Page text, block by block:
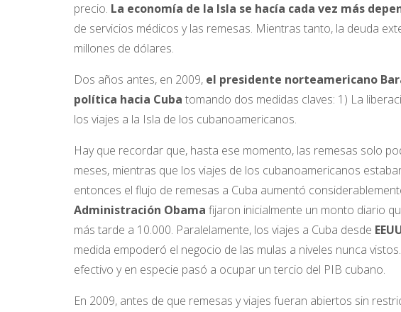
precio. La economía de la Isla se hacía cada vez más
de servicios médicos y las remesas. Mientras tanto, la deuda
millones de dólares.
Dos años antes, en 2009, el presidente norteamericano
política hacia Cuba tomando dos medidas claves: 1) La
los viajes a la Isla de los cubanoamericanos.
Hay que recordar que, hasta ese momento, las remesas solo
meses, mientras que los viajes de los cubanoamericanos
entonces el flujo de remesas a Cuba aumentó
Administración Obama fijaron inicialmente un monto diario
más tarde a 10.000. Paralelamente, los viajes a Cuba desde
medida empoderó el negocio de las mulas a niveles nunca
efectivo y en especie pasó a ocupar un tercio del PIB cubano.
En 2009, antes de que remesas y viajes fueran abiertos sin